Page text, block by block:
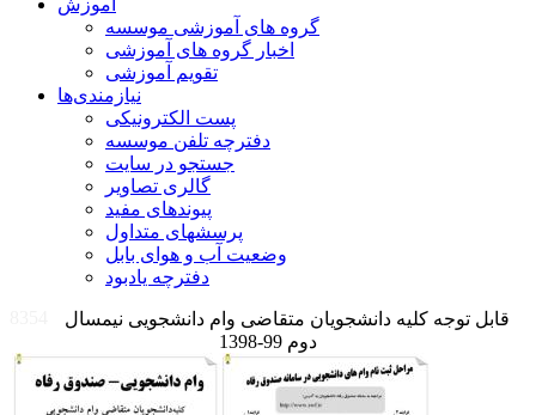
آموزش
گروه های آموزشی موسسه
اخبار گروه های آموزشی
تقویم آموزشی
نیازمندی‌ها
پست الکترونیکی
دفترچه تلفن موسسه
جستجو در سایت
گالری تصاویر
پیوندهای مفید
پرسشهای متداول
وضعیت آب و هوای بابل
دفترچه یادبود
قابل توجه کلیه دانشجویان متقاضی وام دانشجویی نیمسال
دوم 99-1398